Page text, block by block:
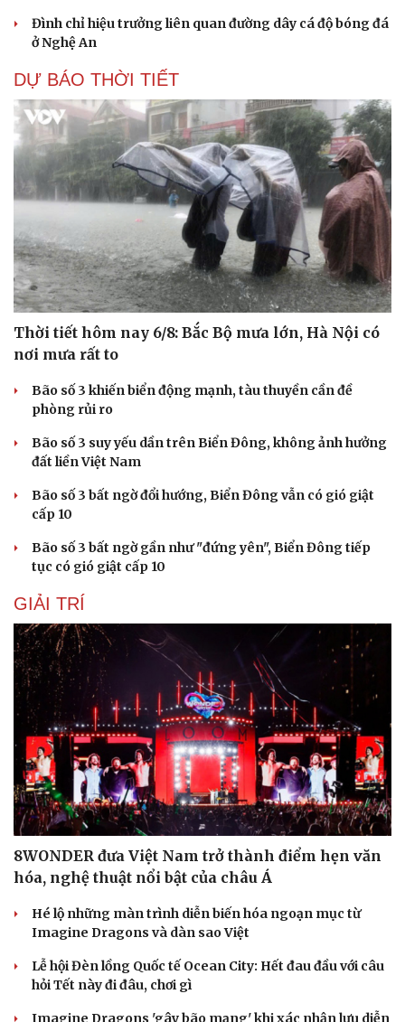
Du lịch
Tư vấn
Săn Tour
check-in
Podcast
Kể chuyện cho bé
Hạt giống tâm hồn
Đình chỉ hiệu trưởng liên quan đường dây cá độ bóng đá
ở Nghệ An
DỰ BÁO THỜI TIẾT
Thời tiết hôm nay 6/8: Bắc Bộ mưa lớn, Hà Nội có
nơi mưa rất to
Bão số 3 khiến biển động mạnh, tàu thuyền cần đề
phòng rủi ro
Bão số 3 suy yếu dần trên Biển Đông, không ảnh hưởng
đất liền Việt Nam
Bão số 3 bất ngờ đổi hướng, Biển Đông vẫn có gió giật
cấp 10
Bão số 3 bất ngờ gần như "đứng yên", Biển Đông tiếp
tục có gió giật cấp 10
GIẢI TRÍ
8WONDER đưa Việt Nam trở thành điểm hẹn văn
hóa, nghệ thuật nổi bật của châu Á
Hé lộ những màn trình diễn biến hóa ngoạn mục từ
Imagine Dragons và dàn sao Việt
Lễ hội Đèn lồng Quốc tế Ocean City: Hết đau đầu với câu
hỏi Tết này đi đâu, chơi gì
Imagine Dragons 'gây bão mạng' khi xác nhận lưu diễn